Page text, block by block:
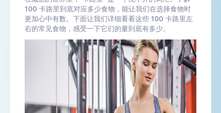
100 卡路里到底对应多少食物，能让我们在选择食物时
更加心中有数。下面让我们详细看看这些 100 卡路里左
右的常见食物，感受一下它们的量到底有多少。